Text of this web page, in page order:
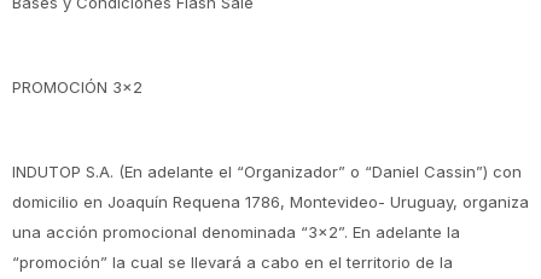
PROMOCIÓN 3x2
INDUTOP S.A. (En adelante el “Organizador” o “Daniel Cassin”) con
domicilio en Joaquín Requena 1786, Montevideo- Uruguay, organiza
una acción promocional denominada “3x2”. En adelante la
“promoción” la cual se llevará a cabo en el territorio de la